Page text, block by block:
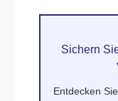
Sichern
Entdecken